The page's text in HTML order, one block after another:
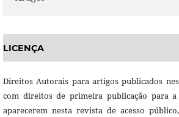
LICENÇA
Direitos Autorais para artigos publicados
com direitos de primeira publicação para
aparecerem nesta revista de acesso